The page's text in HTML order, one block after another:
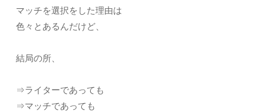
マッチを選択をした理由は
色々とあるんだけど、
結局の所、
⇒ライターであっても
⇒マッチであっても